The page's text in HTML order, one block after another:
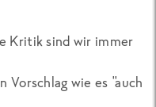
Kritik sind wir immer
wie es "auch